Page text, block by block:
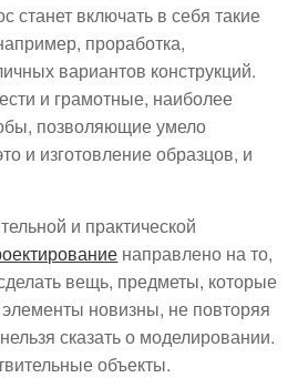
станет включать в себя такие
проработка,
вариантов конструкций.
и грамотные, наиболее
позволяющие умело
и изготовление образцов, и
и практической
направлено на то,
вещь, предметы, которые
элементы новизны, не повторяя
сказать о моделировании.
объекты.